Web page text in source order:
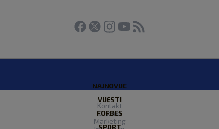
NAJNOVIJE
VIJESTI
FORBES
SPORT
Kontakt
O nama
Marketing